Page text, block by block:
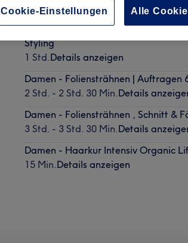
1 Std.Details anzeigen
Herren - Eigth Weeks Bath,
Styling
1 Std.Details anzeigen
Damen - Foliensträhnen | Auftragen
2 Std. - 2 Std. 30 Min.Details
Damen - Foliensträhnen , Schnitt &
3 Std. - 3 Std. 30 Min.Details
Damen - Haarkur Intensiv Organic
15 Min.Details anzeigen
Cookie-Einstellungen Alle